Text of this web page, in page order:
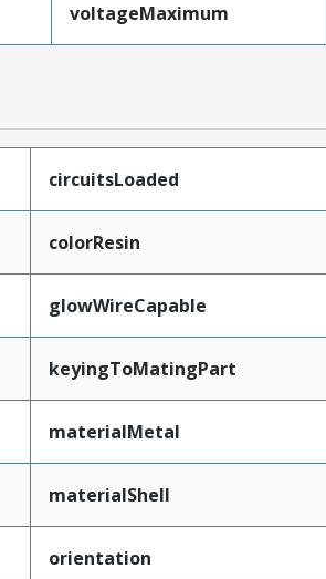
voltageMaximum
circuitsLoaded
colorResin
glowWireCapable
keyingToMatingPart
materialMetal
materialShell
orientation